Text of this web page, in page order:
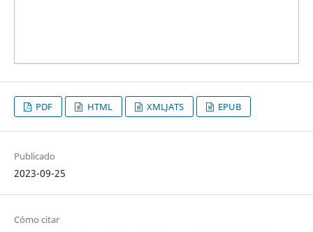
PDF HTML XMLJATS EPUB
Publicado
2023-09-25
Cómo citar